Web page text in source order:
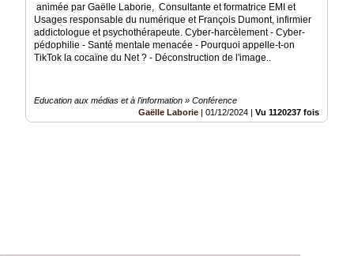
animée par Gaëlle Laborie, Consultante et formatrice EMI et
Usages responsable du numérique et François Dumont, infirmier
addictologue et psychothérapeute. Cyber-harcèlement - Cyber-
pédophilie - Santé mentale menacée - Pourquoi appelle-t-on
TikTok la cocaïne du Net ? - Déconstruction de l'image..
Education aux médias et à l'information » Conférence
Gaëlle Laborie | 01/12/2024 | Vu 1120237 fois